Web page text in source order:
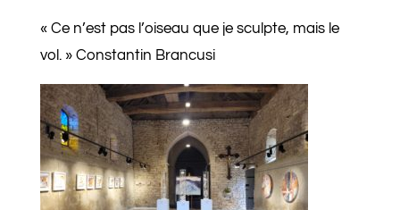
« Ce n’est pas l’oiseau que je sculpte, mais le
vol. » Constantin Brancusi